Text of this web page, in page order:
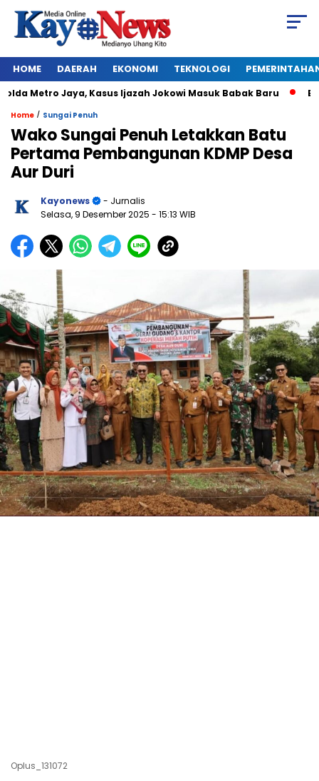
HOME DAERAH EKONOMI TEKNOLOGI
Jaya, Kasus Ijazah Jokowi Masuk Babak Baru
Home / Sungai Penuh
Wako Sungai Penuh Letakkan Batu
Pertama Pembangunan KDMP Desa
Aur Duri
Kayonews
- Jurnalis
Selasa, 9 Desember 2025 - 15:13 WIB
Oplus_131072